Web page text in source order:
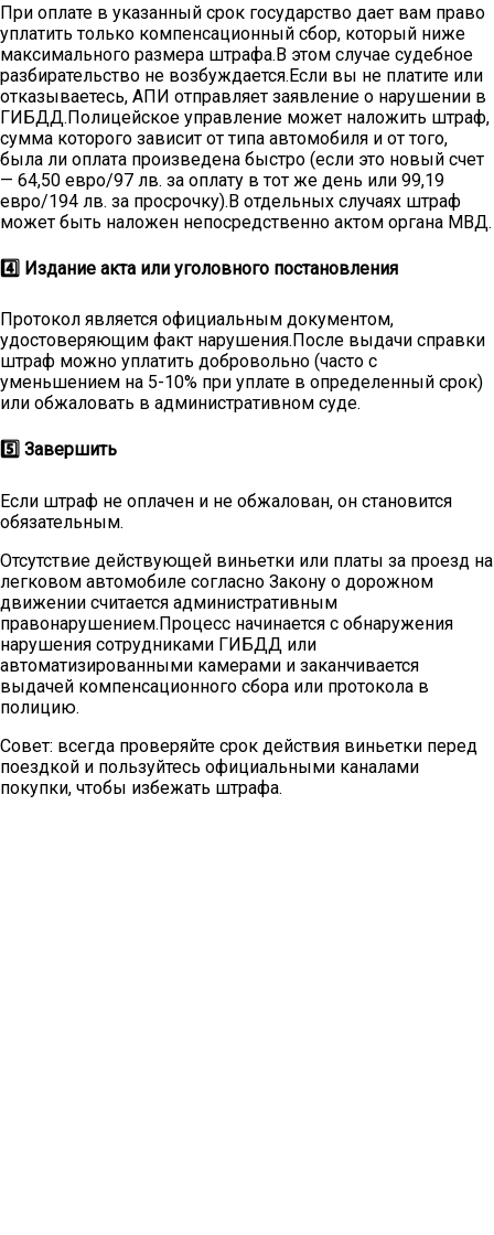
При оплате в указанный срок государство дает вам право
уплатить только компенсационный сбор, который ниже
максимального размера штрафа.В этом случае судебное
разбирательство не возбуждается.Если вы не платите или
отказываетесь, АПИ отправляет заявление о нарушении в
ГИБДД.Полицейское управление может наложить штраф,
сумма которого зависит от типа автомобиля и от того,
была ли оплата произведена быстро (если это новый счет
— 64,50 евро/97 лв. за оплату в тот же день или 99,19
евро/194 лв. за просрочку).В отдельных случаях штраф
может быть наложен непосредственно актом органа МВД.
4️⃣ Издание акта или уголовного постановления
Протокол является официальным документом,
удостоверяющим факт нарушения.После выдачи справки
штраф можно уплатить добровольно (часто с
уменьшением на 5-10% при уплате в определенный срок)
или обжаловать в административном суде.
5️⃣ Завершить
Если штраф не оплачен и не обжалован, он становится
обязательным.
Отсутствие действующей виньетки или платы за проезд на
легковом автомобиле согласно Закону о дорожном
движении считается административным
правонарушением.Процесс начинается с обнаружения
нарушения сотрудниками ГИБДД или
автоматизированными камерами и заканчивается
выдачей компенсационного сбора или протокола в
полицию.
Совет: всегда проверяйте срок действия виньетки перед
поездкой и пользуйтесь официальными каналами
покупки, чтобы избежать штрафа.